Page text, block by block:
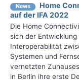
News
Home
auf der IFA 2022
Die Home
sich der
Interoperabilität
Systemen und
vernetzten
in Berlin ihre erste